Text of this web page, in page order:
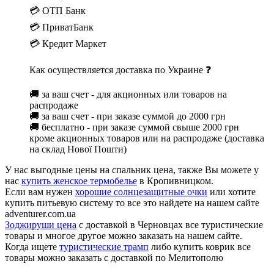
💳 ОТП Банк
💳 ПриватБанк
💳 Кредит Маркет
Как осуществляется доставка по Украине ❓
🚚 за ваш счет - для акционных или товаров на
распродаже
🚚 за ваш счет - при заказе суммой до 2000 грн
🚚 бесплатно - при заказе суммой свыше 2000 грн
кроме акционных товаров или на распродаже (доставка
на склад Нової Пошти)
У нас выгодные цены на спальник цена, также Вы можете у
нас купить женское термобелье в Кропивницком.
Если вам нужен хорошие солнцезащитные очки или хотите
купить питьевую систему то все это найдете на нашем сайте
adventurer.com.ua
Зоджируши цена с доставкой в Черновцах все туристические
товары и многое другое можно заказать на нашем сайте.
Когда ищете туристические трамп либо купить коврик все
товары можно заказать с доставкой по Мелитополю